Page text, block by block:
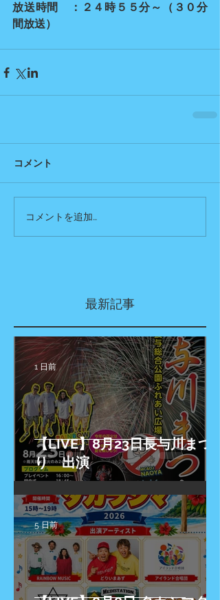
放送時間　：２４時５５分～（３０分
間放送）
コメント
コメントを追加…
最新記事
【LIVE】8月23日長与川まつ
り 出演
1 日前
5 日前